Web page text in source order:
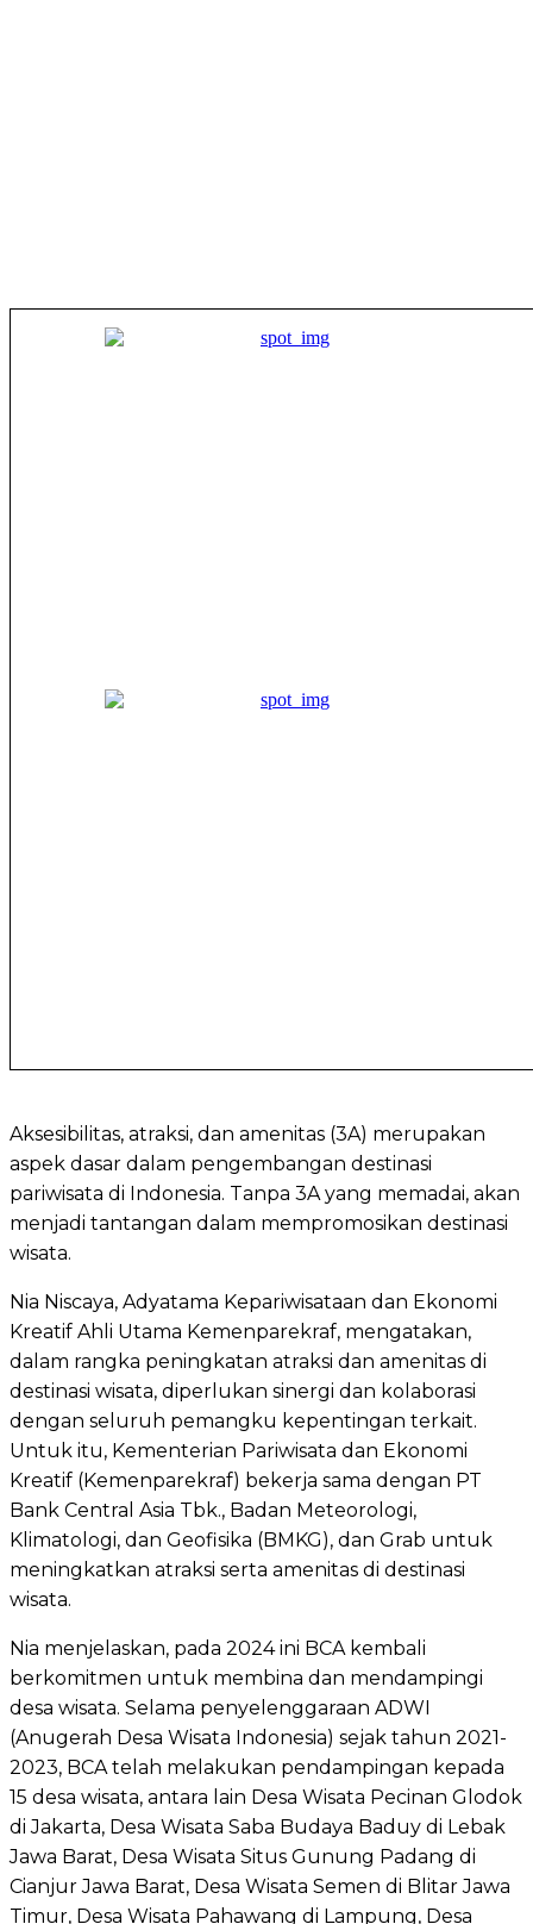
Aksesibilitas, atraksi, dan amenitas (3A) merupakan
aspek dasar dalam pengembangan destinasi
pariwisata di Indonesia. Tanpa 3A yang memadai, akan
menjadi tantangan dalam mempromosikan destinasi
wisata.
Nia Niscaya, Adyatama Kepariwisataan dan Ekonomi
Kreatif Ahli Utama Kemenparekraf, mengatakan,
dalam rangka peningkatan atraksi dan amenitas di
destinasi wisata, diperlukan sinergi dan kolaborasi
dengan seluruh pemangku kepentingan terkait.
Untuk itu, Kementerian Pariwisata dan Ekonomi
Kreatif (Kemenparekraf) bekerja sama dengan PT
Bank Central Asia Tbk., Badan Meteorologi,
Klimatologi, dan Geofisika (BMKG), dan Grab untuk
meningkatkan atraksi serta amenitas di destinasi
wisata.
Nia menjelaskan, pada 2024 ini BCA kembali
berkomitmen untuk membina dan mendampingi
desa wisata. Selama penyelenggaraan ADWI
(Anugerah Desa Wisata Indonesia) sejak tahun 2021-
2023, BCA telah melakukan pendampingan kepada
15 desa wisata, antara lain Desa Wisata Pecinan Glodok
di Jakarta, Desa Wisata Saba Budaya Baduy di Lebak
Jawa Barat, Desa Wisata Situs Gunung Padang di
Cianjur Jawa Barat, Desa Wisata Semen di Blitar Jawa
Timur, Desa Wisata Pahawang di Lampung, Desa